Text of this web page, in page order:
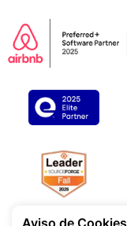
Aviso de Cookies